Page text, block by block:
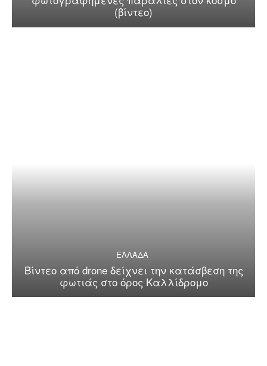
(βίντεο)
ΕΛΛΑΔΑ
Βίντεο από drone δείχνει την κατάσβεση της
φωτιάς στο όρος Καλλίδρομο